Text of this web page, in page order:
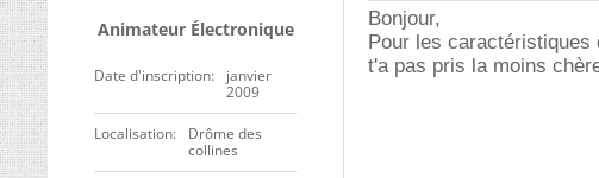
Animateur Électronique
Date d'inscription
janvier
2009
Localisation
Drôme des
collines
Bonjour,
Pour les caractéristiques
t'a pas pris la moins